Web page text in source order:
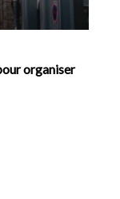
organiser